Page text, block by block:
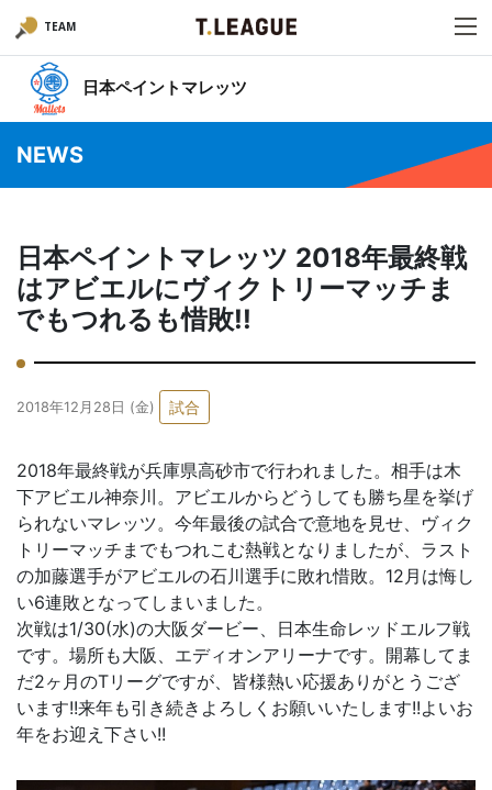
TEAM
日本ペイントマレッツ
NEWS
日本ペイントマレッツ 2018年最終戦
はアビエルにヴィクトリーマッチま
でもつれるも惜敗!!
2018年12月28日 (金) 試合
2018年最終戦が兵庫県高砂市で行われました。相手は木
下アビエル神奈川。アビエルからどうしても勝ち星を挙げ
られないマレッツ。今年最後の試合で意地を見せ、ヴィク
トリーマッチまでもつれこむ熱戦となりましたが、ラスト
の加藤選手がアビエルの石川選手に敗れ惜敗。12月は悔し
い6連敗となってしまいました。
次戦は1/30(水)の大阪ダービー、日本生命レッドエルフ戦
です。場所も大阪、エディオンアリーナです。開幕してま
だ2ヶ月のTリーグですが、皆様熱い応援ありがとうござ
います!!来年も引き続きよろしくお願いいたします!!よいお
年をお迎え下さい!!